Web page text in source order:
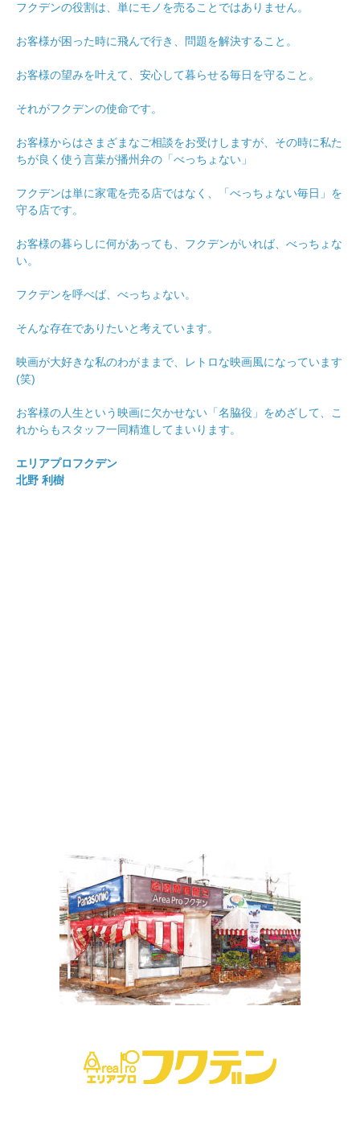
フクデンの役割は、単にモノを売ることではありません。
お客様が困った時に飛んで行き、問題を解決すること。
お客様の望みを叶えて、安心して暮らせる毎日を守ること。
それがフクデンの使命です。
お客様からはさまざまなご相談をお受けしますが、その時に私た
ちが良く使う言葉が播州弁の「べっちょない」
フクデンは単に家電を売る店ではなく、「べっちょない毎日」を
守る店です。
お客様の暮らしに何があっても、フクデンがいれば、べっちょな
い。
フクデンを呼べば、べっちょない。
そんな存在でありたいと考えています。
映画が大好きな私のわがままで、レトロな映画風になっています
(笑)
お客様の人生という映画に欠かせない「名脇役」をめざして、こ
れからもスタッフ一同精進してまいります。
エリアプロフクデン
北野 利樹